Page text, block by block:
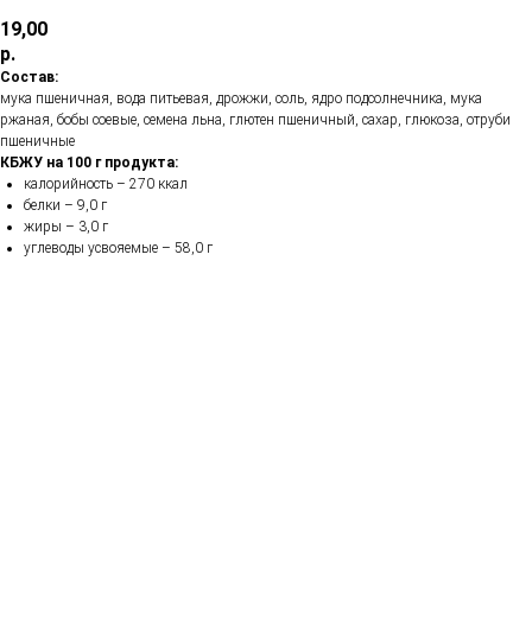
19,00
р.
Состав:
мука пшеничная, вода питьевая, дрожжи, соль, ядро подсолнечника, мука
ржаная, бобы соевые, семена льна, глютен пшеничный, сахар, глюкоза, отруби
пшеничные
КБЖУ на 100 г продукта:
калорийность – 270 ккал
белки – 9,0 г
жиры – 3,0 г
углеводы усвояемые – 58,0 г